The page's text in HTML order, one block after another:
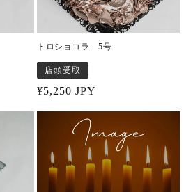
トロショコラ 5号
店頭受取
Regular
¥5,250 JPY